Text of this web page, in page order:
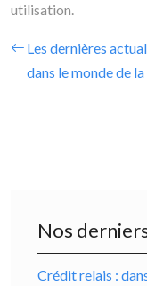
utilisation.
Les dernières
dans le monde de
Nos
Crédit relais :